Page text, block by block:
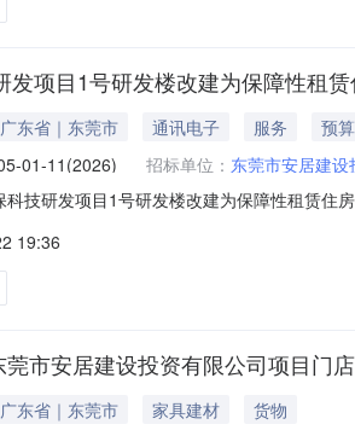
发项目1号研发楼改建为保障性租
广东省｜东莞市 通讯电子 服务
预
01-11(2026) 招标单位： 东莞市安居建
科技研发项目1号研发楼改建为保障性租赁住
内投标人参加投标。有关事项如下：一、采
￥77
19:36
市安居建设投资有限公司项目门
广东省｜东莞市 家具建材
货物